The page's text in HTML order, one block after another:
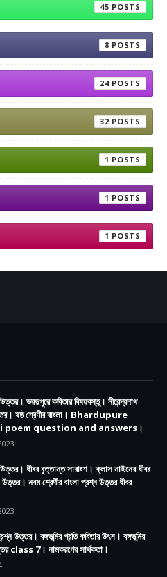
45
8
24
32
1
1
1
ভরদুপুরে কবিতার বিষয়বস্তু। নীরেন্দ্রনাথ
ষষ্ঠ শ্রেণীর বাংলা। Bhardupure
poem question and answers।
ধীবর বৃত্তান্ত সারাংশ। ক্লাস নাইনের ধীবর
নবম শ্রেণীর বাংলা প্রশ্ন উত্তর ধীবর
উত্তর। বঙ্গভূমির প্রতি কবিতার উৎস। বঙ্গভূমির
class 7। নামকরণের সার্থকতা।